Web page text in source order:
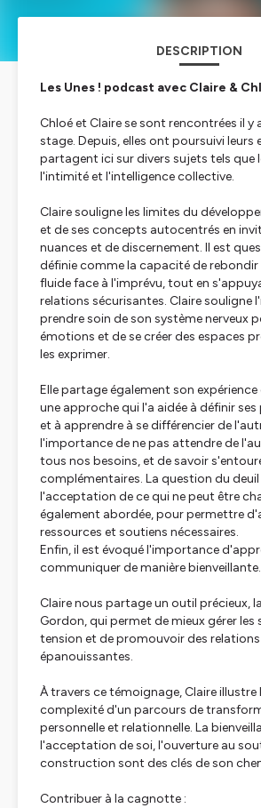
DESCRIPTION
Les Unes ! podcast avec Claire &
Chloé et Claire se sont rencontrées il y
stage. Depuis, elles ont poursuivi leurs
partagent ici sur divers sujets tels que
l'intimité et l'intelligence collective.
Claire souligne les limites du
et de ses concepts autocentrés en
nuances et de discernement. Il est
définie comme la capacité de rebondir
fluide face à l'imprévu, tout en
relations sécurisantes. Claire souligne
prendre soin de son système nerveux
émotions et de se créer des espaces
les exprimer.
Elle partage également son
une approche qui l'a aidée à définir
et à apprendre à se différencier de
l'importance de ne pas attendre de
tous nos besoins, et de savoir
complémentaires. La question du
l'acceptation de ce qui ne peut être
également abordée, pour permettre
ressources et soutiens nécessaires.
Enfin, il est évoqué l'importance
communiquer de manière bienveillante.
Claire nous partage un outil précieux,
Gordon, qui permet de mieux gérer
tension et de promouvoir des relations
épanouissantes.
À travers ce témoignage, Claire illustre
complexité d'un parcours de
personnelle et relationnelle. La
l'acceptation de soi, l'ouverture au
construction sont des clés de son
Contribuer à la cagnotte :